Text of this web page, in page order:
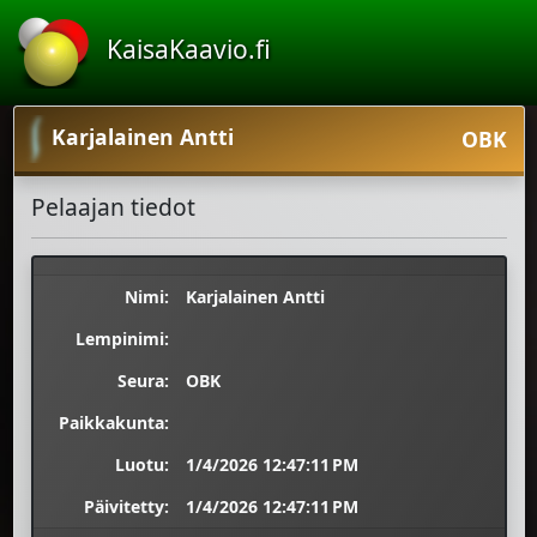
KaisaKaavio.fi
Karjalainen Antti OBK
Pelaajan tiedot
Nimi:
Karjalainen Antti
Lempinimi:
Seura:
OBK
Paikkakunta:
Luotu:
1/4/2026 12:47:11 PM
Päivitetty:
1/4/2026 12:47:11 PM